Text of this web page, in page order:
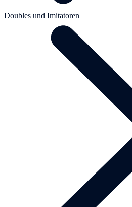
Doubles und Imitatoren